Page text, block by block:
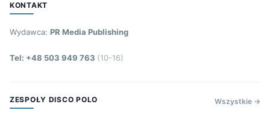
KONTAKT
Wydawca: PR Media Publishing
Tel: +48 503 949 763 (10-16)
ZESPOŁY DISCO POLO Wszystkie →